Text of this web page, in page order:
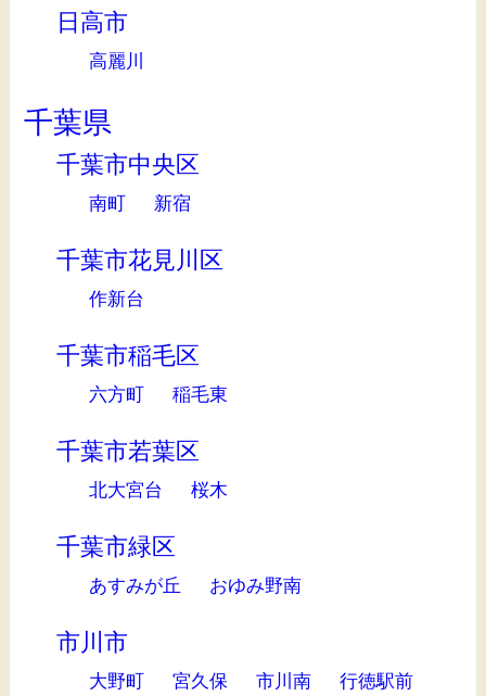
日高市
高麗川
千葉県
千葉市中央区
南町 新宿
千葉市花見川区
作新台
千葉市稲毛区
六方町 稲毛東
千葉市若葉区
北大宮台 桜木
千葉市緑区
あすみが丘 おゆみ野南
市川市
大野町 宮久保 市川南 行徳駅前